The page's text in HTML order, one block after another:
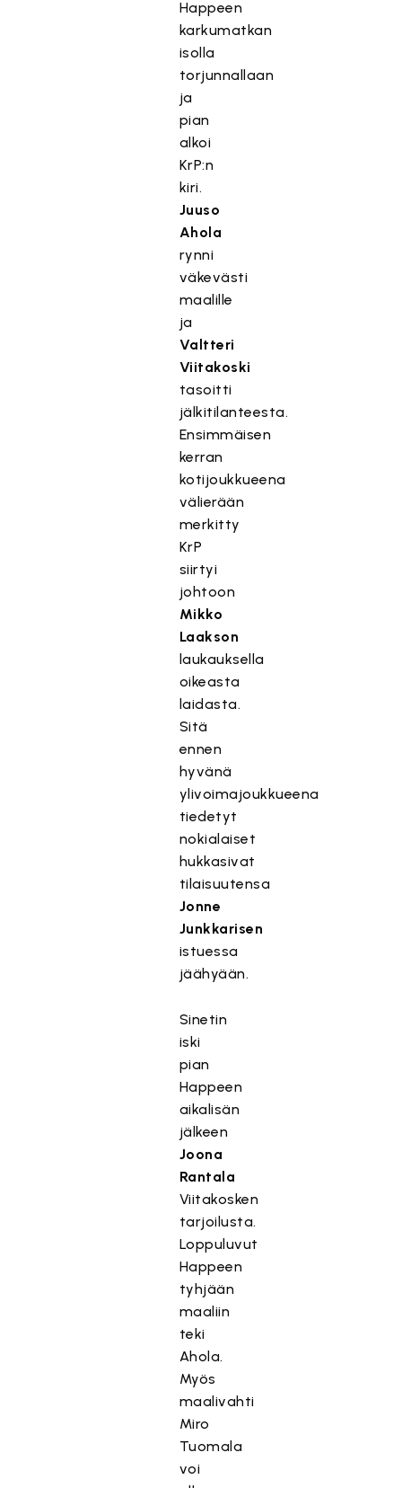
Happeen
karkumatkan
isolla
torjunnallaan
ja
pian
alkoi
KrP:n
kiri.
Juuso
Ahola
rynni
väkevästi
maalille
ja
Valtteri
Viitakoski
tasoitti
jälkitilanteesta.
Ensimmäisen
kerran
kotijoukkueena
välierään
merkitty
KrP
siirtyi
johtoon
Mikko
Laakson
laukauksella
oikeasta
laidasta.
Sitä
ennen
hyvänä
ylivoimajoukkueena
tiedetyt
nokialaiset
hukkasivat
tilaisuutensa
Jonne
Junkkarisen
istuessa
jäähyään.
Sinetin
iski
pian
Happeen
aikalisän
jälkeen
Joona
Rantala
Viitakosken
tarjoilusta.
Loppuluvut
Happeen
tyhjään
maaliin
teki
Ahola.
Myös
maalivahti
Miro
Tuomala
voi